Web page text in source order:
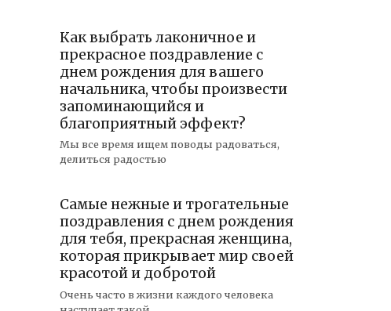
Как выбрать лаконичное и
прекрасное поздравление с
днем рождения для вашего
начальника, чтобы произвести
запоминающийся и
благоприятный эффект?
Мы все время ищем поводы радоваться,
делиться радостью
Самые нежные и трогательные
поздравления с днем рождения
для тебя, прекрасная женщина,
которая прикрывает мир своей
красотой и добротой
Очень часто в жизни каждого человека